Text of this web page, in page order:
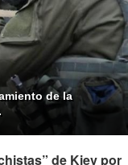
de la
de Kiev por